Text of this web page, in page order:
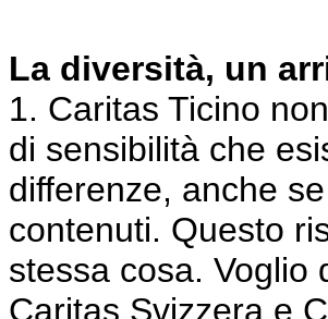
La diversità, un
1. Caritas Ticino
di sensibilità che
differenze, anche
contenuti. Questo
stessa cosa. Voglio
Caritas Svizzera e